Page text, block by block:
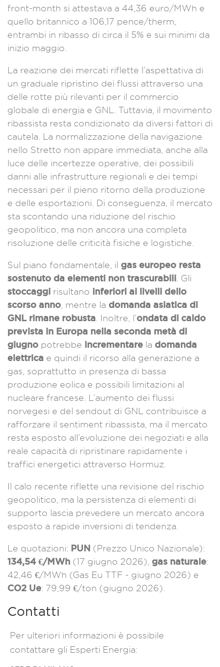
front-month si attestava a 44,36 euro/MWh e
quello britannico a 106,17 pence/therm,
entrambi in ribasso di circa il 5% e sui minimi da
inizio maggio.
La reazione dei mercati riflette l’aspettativa di
un graduale ripristino dei flussi attraverso una
delle rotte più rilevanti per il commercio
globale di energia e GNL. Tuttavia, il movimento
ribassista resta condizionato da diversi fattori di
cautela. La normalizzazione della navigazione
nello Stretto non appare immediata, anche alla
luce delle incertezze operative, dei possibili
danni alle infrastrutture regionali e dei tempi
necessari per il pieno ritorno della produzione
e delle esportazioni. Di conseguenza, il mercato
sta scontando una riduzione del rischio
geopolitico, ma non ancora una completa
risoluzione delle criticità fisiche e logistiche.
Sul piano fondamentale, il gas europeo resta
sostenuto da elementi non trascurabili . Gli
stoccaggi risultano inferiori ai livelli dello
scorso anno , mentre la domanda asiatica di
GNL rimane robusta . Inoltre, l’ondata di caldo
prevista in Europa nella seconda metà di
giugno potrebbe incrementare la domanda
elettrica e quindi il ricorso alla generazione a
gas, soprattutto in presenza di bassa
produzione eolica e possibili limitazioni al
nucleare francese. L’aumento dei flussi
norvegesi e del sendout di GNL contribuisce a
rafforzare il sentiment ribassista, ma il mercato
resta esposto all’evoluzione dei negoziati e alla
reale capacità di ripristinare rapidamente i
traffici energetici attraverso Hormuz.
Il calo recente riflette una revisione del rischio
geopolitico, ma la persistenza di elementi di
supporto lascia prevedere un mercato ancora
esposto a rapide inversioni di tendenza.
Le quotazioni: PUN (Prezzo Unico Nazionale):
134,54 €/MWh (17 giugno 2026) gas naturale:
42,46 €/MWh (Gas Eu TTF - giugno 2026) e
CO2 Ue: 79,99 €/ton (giugno 2026).
Contatti
Per ulteriori informazioni è possibile
contattare gli Esperti Energia: